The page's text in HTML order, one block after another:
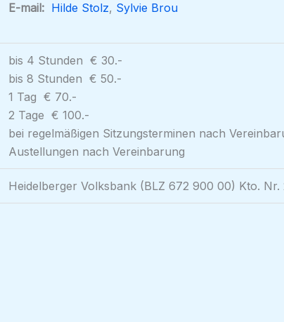
E-mail: Hilde Stolz, Sylvie Brou
bis 4 Stunden € 30.-
bis 8 Stunden € 50.-
1 Tag € 70.-
2 Tage € 100.-
bei regelmäßigen Sitzungsterminen nach
Austellungen nach Vereinbarung
Heidelberger Volksbank (BLZ 672 900 00) Kto.